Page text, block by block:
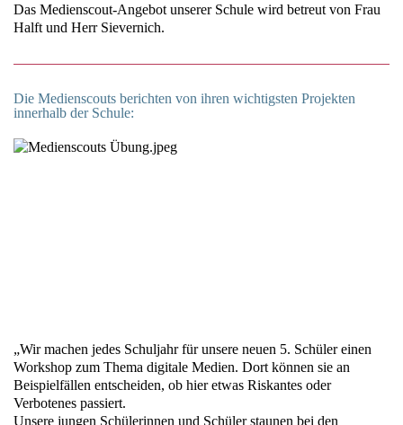
Das Medienscout-Angebot unserer Schule wird betreut von Frau
Halft und Herr Sievernich.
Die Medienscouts berichten von ihren wichtigsten Projekten
innerhalb der Schule:
„Wir machen jedes Schuljahr für unsere neuen 5. Schüler einen
Workshop zum Thema digitale Medien. Dort können sie an
Beispielfällen entscheiden, ob hier etwas Riskantes oder
Verbotenes passiert.
Unsere jungen Schülerinnen und Schüler staunen bei den